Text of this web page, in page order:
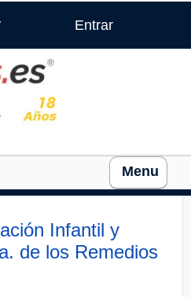
Entrar
Menu
Infantil y
de los Remedios